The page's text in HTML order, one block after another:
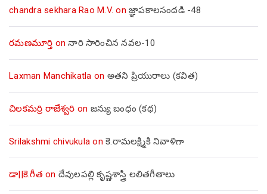
chandra sekhara Rao M.V. on జ్ఞాపకాలసందడి -48
రమణమూర్తి onనారి సారించిన నవల-10
Laxman Manchikatla on అతని ప్రియురాలు (కవిత)
చిలకమర్రి రాజేశ్వరి on జన్యు బంధం (కథ)
Srilakshmi chivukula on కె.రామలక్ష్మికి నివాళిగా
డా||కె.గీత on దేవులపల్లి కృష్ణశాస్త్రి లలితగీతాలు